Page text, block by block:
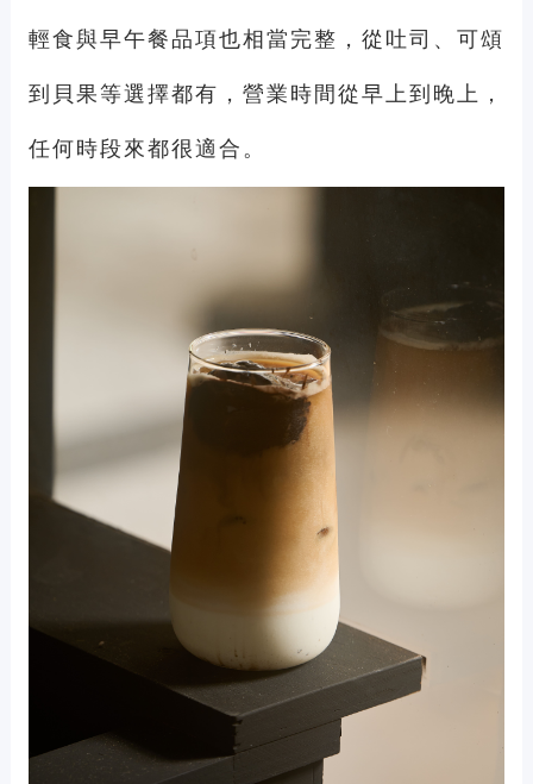
輕食與早午餐品項也相當完整，從吐司、可頌
到貝果等選擇都有，營業時間從早上到晚上，
任何時段來都很適合。